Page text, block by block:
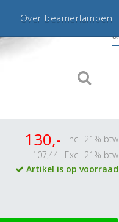
Over beamerlampen
jaar betrouwbaar en ervaren
130,-
Incl. 21% btw
107,44 Excl. 21% btw
Artikel is op voorraad